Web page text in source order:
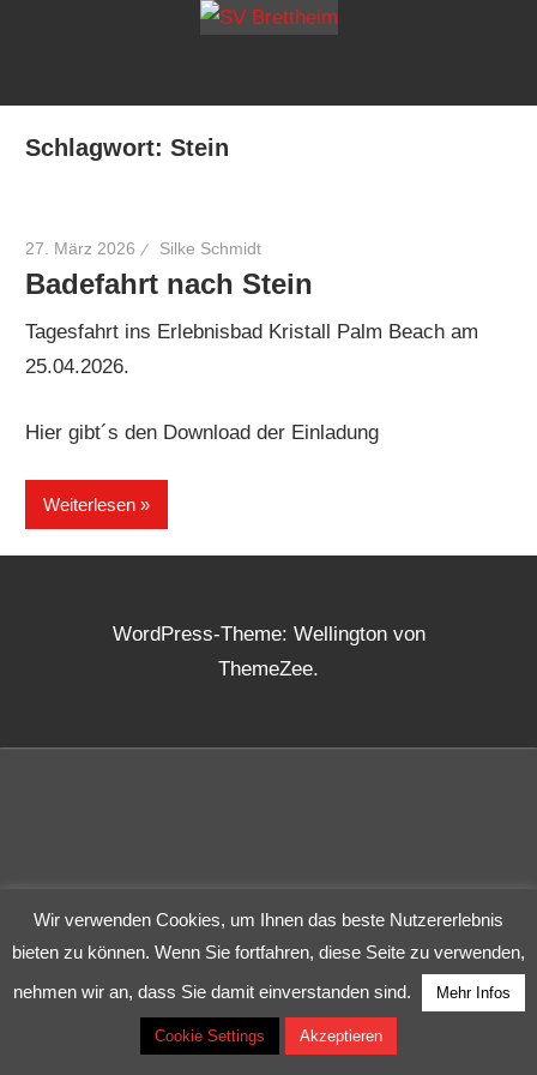
SV
amSchlagwort:Stein
27. März 2026 Silke Schmidt
Badefahrt nach Stein
Tagesfahrt ins Erlebnisbad Kristall Palm Beach am
25.04.2026.
Hier gibt´s den Download der Einladung
Weiterlesen
WordPress-Theme: Wellington von
ThemeZee.
Wir verwenden Cookies, um Ihnen das beste Nutzererlebnis
bieten zu können. Wenn Sie fortfahren, diese Seite zu verwenden,
nehmen wir an, dass Sie damit einverstanden sind.
Mehr Infos
Cookie Settings Akzeptieren